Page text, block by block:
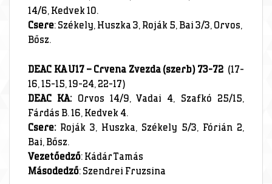
14/6, Kedvek 10.
Csere: Székely, Huszka 3, Roják 5, Bai 3/3, Orvos,
Bősz.
DEAC KA U17 – Crvena Zvezda (szerb) 73-72 (17-
16, 15-15, 19-24, 22-17)
DEAC KA:Orvos 14/9, Vadai 4, Szafkó 25/15,
Fárdás B. 16, Kedvek 4.
Csere:Roják 3, Huszka, Székely 5/3, Fórián 2,
Bai, Bősz.
Vezetőedző: Kádár Tamás
Másodedző: Szendrei Fruzsina